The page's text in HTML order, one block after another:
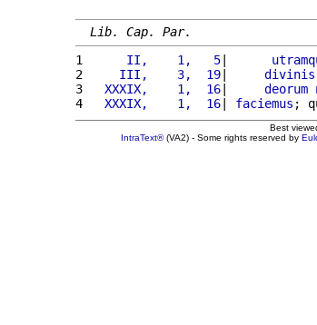
Lib. Cap. Par.
1
     II,    1,   5
|
2
    III,    3,  19
| divinis
3
  XXXIX,    1,  16
| deorum
4
  XXXIX,    1,  16
| faciemus ;
Best
IntraText®(VA2) - Some rights reserved by